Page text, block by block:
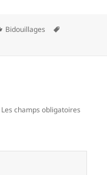
Catégories
Bidouillages
Les champs obligatoires